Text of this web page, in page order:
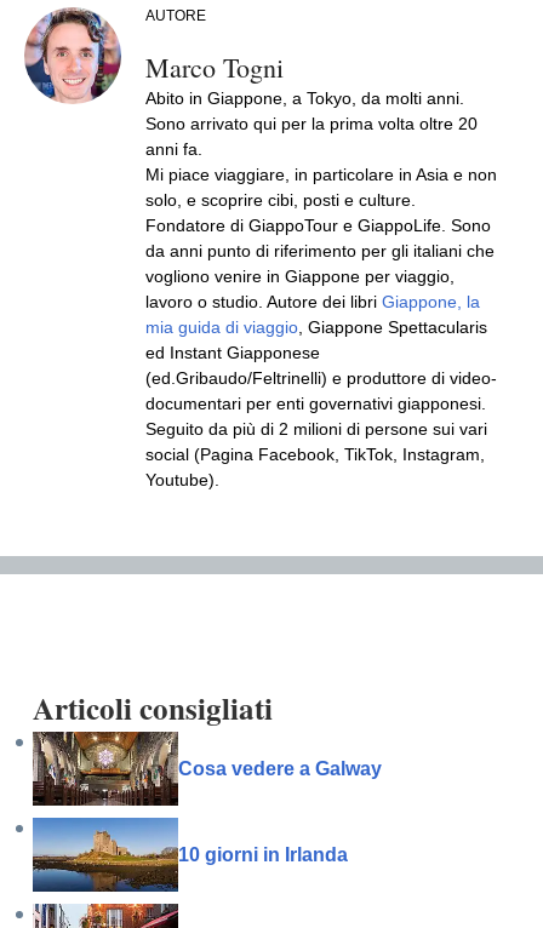
Articoli consigliati
Cosa vedere a Galway
10 giorni in Irlanda
AUTORE
Marco Togni
Abito in Giappone, a Tokyo, da molti anni.
Sono arrivato qui per la prima volta oltre 20
anni fa.
Mi piace viaggiare, in particolare in Asia e non
solo, e scoprire cibi, posti e culture.
Fondatore di GiappoTour e GiappoLife. Sono
da anni punto di riferimento per gli italiani che
vogliono venire in Giappone per viaggio,
lavoro o studio. Autore dei libri Giappone, la
mia guida di viaggio, Giappone Spettacularis
ed Instant Giapponese
(ed.Gribaudo/Feltrinelli) e produttore di video-
documentari per enti governativi giapponesi.
Seguito da più di 2 milioni di persone sui vari
social (Pagina Facebook, TikTok, Instagram,
Youtube).